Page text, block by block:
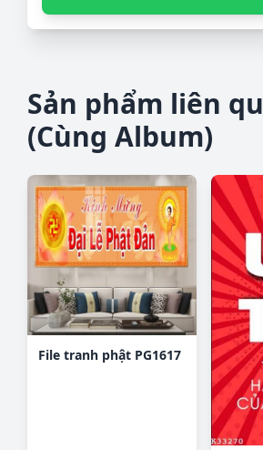
Sản phẩm liên
(Cùng Album)
File tranh phật PG1617